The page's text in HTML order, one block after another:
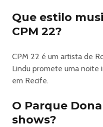
Que estilo
CPM 22?
CPM 22 é um artista de
Lindu promete uma noite
em Recife.
O Parque
shows?